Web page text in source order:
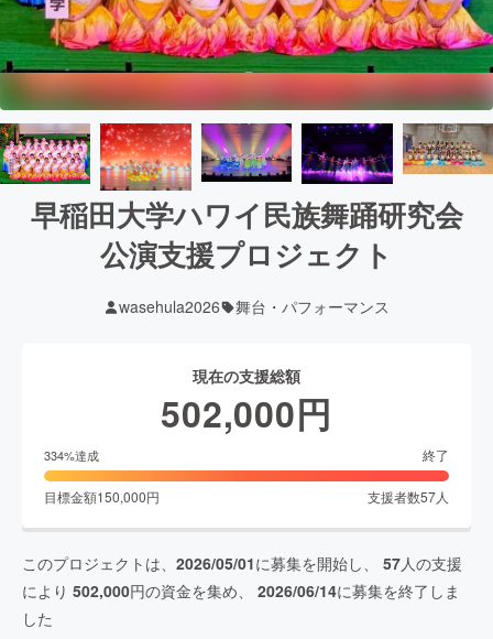
早稲田大学ハワイ民族舞踊研究会
公演支援プロジェクト
wasehula2026 舞台・パフォーマンス
現在の支援総額
502,000円
334%達成 終了
目標金額150,000円 支援者数57人
このプロジェクトは、 2026/05/01に募集を開始し、 57人の支援
により 502,000円の資金を集め、 2026/06/14に募集を終了しま
した